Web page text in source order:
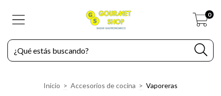
0
Inicio > Accesorios de cocina > Vaporeras